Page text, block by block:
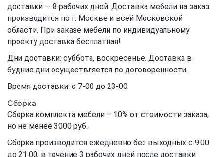
доставки — 8 рабочих дней. Доставка мебели на заказ
производится по г. Москве и всей Московской
области. При заказе мебели по индивидуальному
проекту доставка бесплатная!
Дни доставки: суббота, воскресенье. Доставка в
будние дни осуществляется по договоренности.
Время доставки: с 7-00 до 23-00.
Сборка
Сборка комплекта мебели – 10% от стоимости заказа,
но не менее 3000 руб.
Сборка производится ежедневно без выходных с 9:00
до 21:00, в течение 3 рабочих дней после доставки